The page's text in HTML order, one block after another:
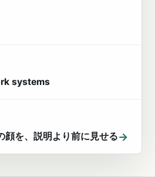
systems
を、説明より前に見せる→